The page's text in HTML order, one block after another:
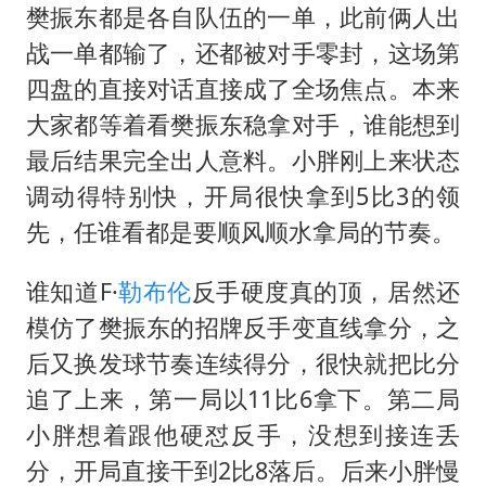
樊振东都是各自队伍的一单，此前俩人出
战一单都输了，还都被对手零封，这场第
四盘的直接对话直接成了全场焦点。本来
大家都等着看樊振东稳拿对手，谁能想到
最后结果完全出人意料。小胖刚上来状态
调动得特别快，开局很快拿到5比3的领
先，任谁看都是要顺风顺水拿局的节奏。
谁知道F·勒布伦反手硬度真的顶，居然还
模仿了樊振东的招牌反手变直线拿分，之
后又换发球节奏连续得分，很快就把比分
追了上来，第一局以11比6拿下。第二局
小胖想着跟他硬怼反手，没想到接连丢
分，开局直接干到2比8落后。后来小胖慢